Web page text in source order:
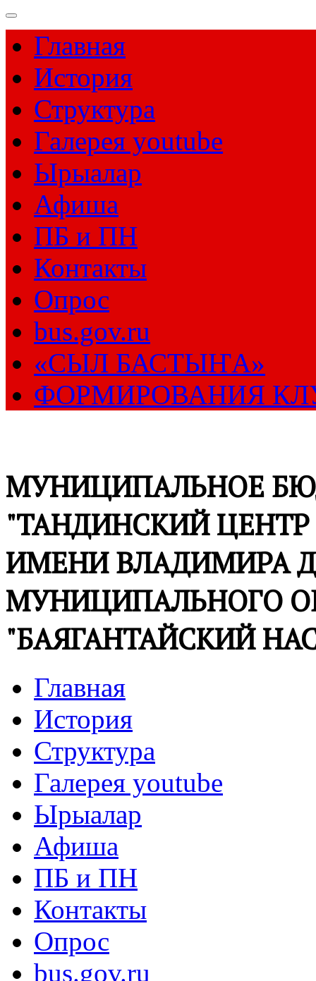
Главная
История
Структура
Галерея youtube
Ырыалар
Афиша
ПБ и ПН
Контакты
Опрос
bus.gov.ru
«СЫЛ БАСТЫҤА»
ФОРМИРОВАНИЯ
МУНИЦИПАЛЬНОЕ
"ТАНДИНСКИЙ
ИМЕНИ ВЛАДИМИРА
МУНИЦИПАЛЬНОГО
"БАЯГАНТАЙСКИЙ
Главная
История
Структура
Галерея youtube
Ырыалар
Афиша
ПБ и ПН
Контакты
Опрос
bus.gov.ru